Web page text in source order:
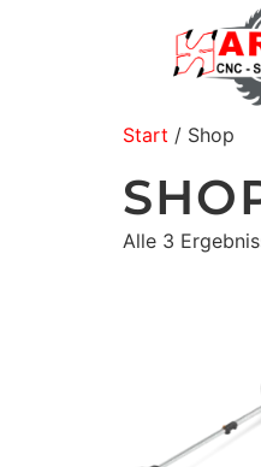
Start / Shop
Alle 3